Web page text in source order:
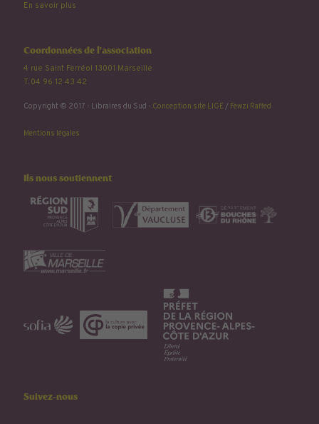
En savoir plus
Coordonnées de l'association
4 rue Saint Ferréol 13001 Marseille
T. 04 96 12 43 42
Copyright © 2017 - Libraires du Sud - Conception site LIGE/ Fewzi Raffed
Mentions légales
Ils nous soutiennent
Suivez-nous